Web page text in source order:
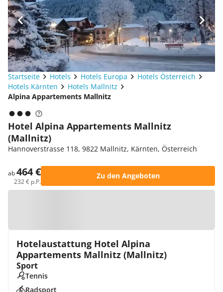
Startseite Hotels Hotels Europa
Hotels Österreich
Hotels Kärnten
Hotels Mallnitz
Alpina Appartements Mallnitz
Hotel Alpina Appartements Mallnitz
(Mallnitz)
Hannoverstrasse 118, 9822 Mallnitz, Kärnten, Österreich
ab464 €
232 € p.P.
Zu den Angeboten
Hotelaustattung Hotel Alpina
Appartements Mallnitz (Mallnitz)
Sport
Tennis
Radsport